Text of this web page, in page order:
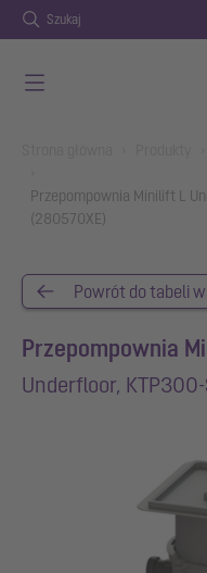
Szukaj
Przepompownia Minilift L
(280570XE)
Powrót do tabeli
Przepompownia
Underfloor,